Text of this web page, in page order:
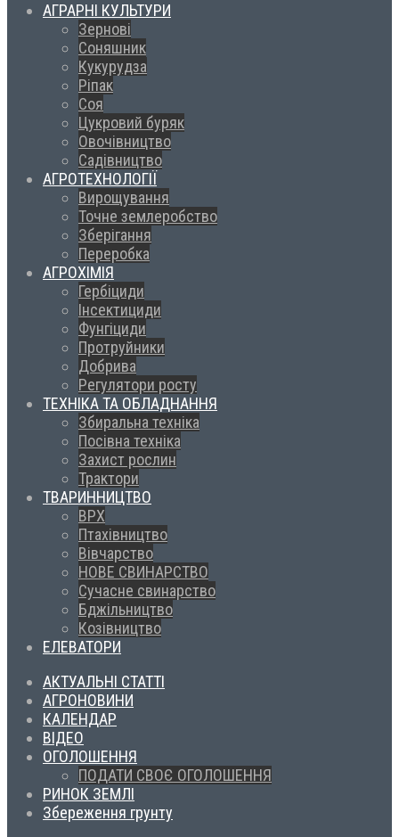
АГРАРНІ КУЛЬТУРИ
Зернові
Соняшник
Кукурудза
Ріпак
Соя
Цукровий буряк
Овочівництво
Садівництво
АГРОТЕХНОЛОГІЇ
Вирощування
Точне землеробство
Зберігання
Переробка
АГРОХІМІЯ
Гербіциди
Інсектициди
Фунгіциди
Протруйники
Добрива
Регулятори росту
ТЕХНІКА ТА ОБЛАДНАННЯ
Збиральна техніка
Посівна техніка
Захист рослин
Трактори
ТВАРИННИЦТВО
ВРХ
Птахівництво
Вівчарство
НОВЕ СВИНАРСТВО
Сучасне свинарство
Бджільництво
Козівництво
ЕЛЕВАТОРИ
АКТУАЛЬНІ СТАТТІ
АГРОНОВИНИ
КАЛЕНДАР
ВІДЕО
ОГОЛОШЕННЯ
ПОДАТИ СВОЄ ОГОЛОШЕННЯ
РИНОК ЗЕМЛІ
Збереження грунту